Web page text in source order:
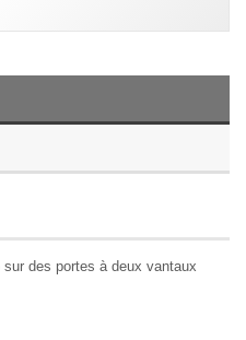
des portes à deux vantaux